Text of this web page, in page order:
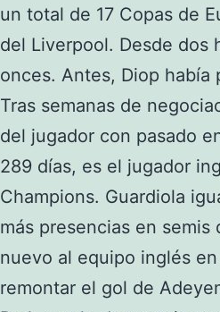
un total de 17 Copas de
del Liverpool. Desde dos
onces. Antes, Diop había
Tras semanas de
del jugador con pasado
289 días, es el jugador
Champions. Guardiola
más presencias en
nuevo al equipo inglés
remontar el gol de